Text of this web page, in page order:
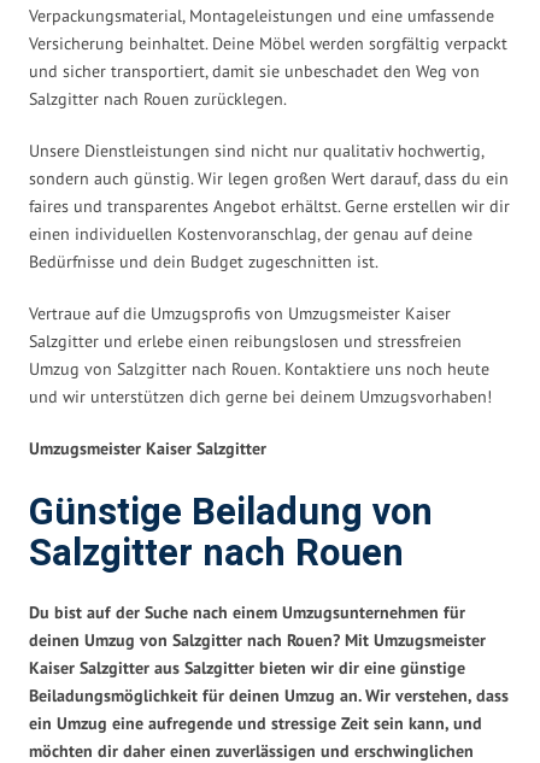
Verpackungsmaterial, Montageleistungen und eine umfassende
Versicherung beinhaltet. Deine Möbel werden sorgfältig verpackt
und sicher transportiert, damit sie unbeschadet den Weg von
Salzgitter nach Rouen zurücklegen.
Unsere Dienstleistungen sind nicht nur qualitativ hochwertig,
sondern auch günstig. Wir legen großen Wert darauf, dass du ein
faires und transparentes Angebot erhältst. Gerne erstellen wir dir
einen individuellen Kostenvoranschlag, der genau auf deine
Bedürfnisse und dein Budget zugeschnitten ist.
Vertraue auf die Umzugsprofis von Umzugsmeister Kaiser
Salzgitter und erlebe einen reibungslosen und stressfreien
Umzug von Salzgitter nach Rouen. Kontaktiere uns noch heute
und wir unterstützen dich gerne bei deinem Umzugsvorhaben!
Umzugsmeister Kaiser Salzgitter
Günstige Beiladung von
Salzgitter nach Rouen
Du bist auf der Suche nach einem Umzugsunternehmen für
deinen Umzug von Salzgitter nach Rouen? Mit Umzugsmeister
Kaiser Salzgitter aus Salzgitter bieten wir dir eine günstige
Beiladungsmöglichkeit für deinen Umzug an. Wir verstehen, dass
ein Umzug eine aufregende und stressige Zeit sein kann, und
möchten dir daher einen zuverlässigen und erschwinglichen